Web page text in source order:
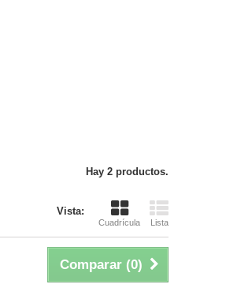
Hay 2 productos.
Vista:
Cuadrícula Lista
Comparar (0)